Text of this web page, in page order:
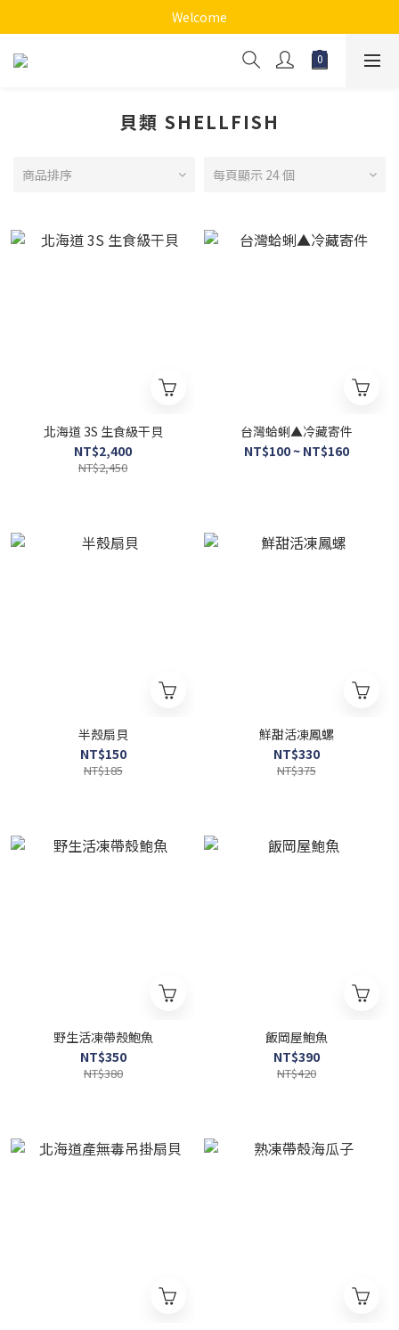
Welcome
貝類 SHELLFISH
商品排序 每頁顯示 24 個
北海道 3S 生食級干貝
NT$2,400
NT$2,450
台灣蛤蜊▲冷藏寄件
NT$100 ~ NT$160
半殼扇貝
NT$150
NT$185
鮮甜活凍鳳螺
NT$330
NT$375
野生活凍帶殼鮑魚
NT$350
NT$380
飯岡屋鮑魚
NT$390
NT$420